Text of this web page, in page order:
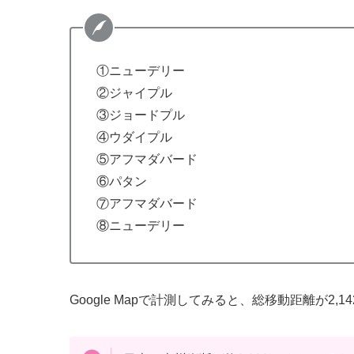
①ニューデリー
②ジャイプル
③ジョードプル
④ウダイプル
⑤アフマダバード
⑥パタン
⑦アフマダバード
⑧ニューデリー
Google Mapで計測してみると、総移動距離が